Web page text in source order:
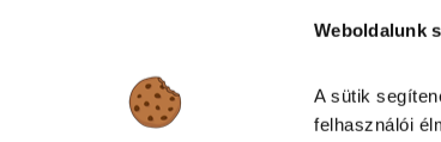
Weboldalunk
A sütik
felhasználói